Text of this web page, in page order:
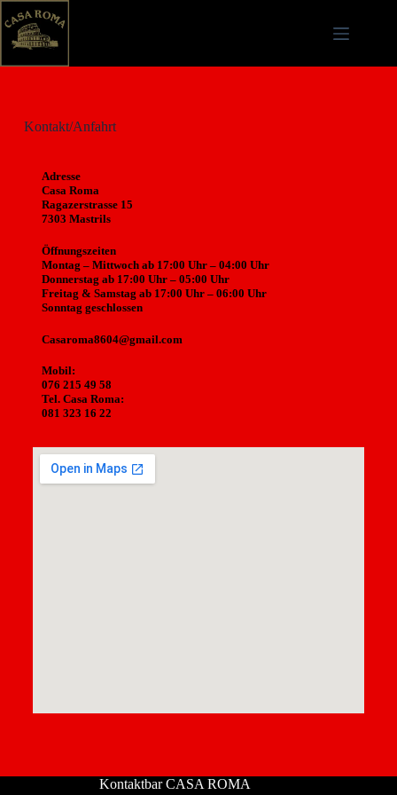
Kontakt/Anfahrt
Adresse
Casa Roma
Ragazerstrasse 15
7303 Mastrils
Öffnungszeiten
Montag – Mittwoch ab 17:00 Uhr – 04:00 Uhr
Donnerstag ab 17:00 Uhr – 05:00 Uhr
Freitag & Samstag ab 17:00 Uhr – 06:00 Uhr
Sonntag geschlossen
Casaroma8604@gmail.com
Mobil:
076 215 49 58
Tel. Casa Roma:
081 323 16 22
Kontaktbar CASA ROMA